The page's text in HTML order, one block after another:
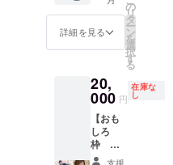
げま
す。掲
載写真
さい。
確認・
校正は1
回とな
りま
す。 お
仕事の
＋本1
冊】 ・
既にお
持ちの
WordPr
essブロ
グの成
果を上
げた
い。 ・
集客・
収益化
できる
詳細を見る
の
リ
タ
ー
ン
を
選
択
す
る
20,
000 円
在庫な
し
【おも
しろ
枠 限
定1名支援